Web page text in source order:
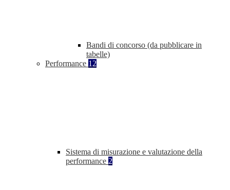
Bandi di concorso (da pubblicare in
tabelle)
Performance 12
Sistema di misurazione e valutazione della
performance 2